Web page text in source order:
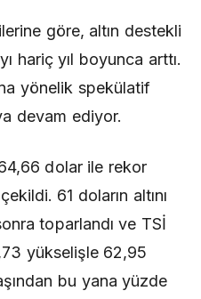
göre, altın destekli
hariç yıl boyunca arttı.
yönelik spekülatif
devam ediyor.
dolar ile rekor
61 doların altını
toparlandı ve TSİ
yükselişle 62,95
bu yana yüzde